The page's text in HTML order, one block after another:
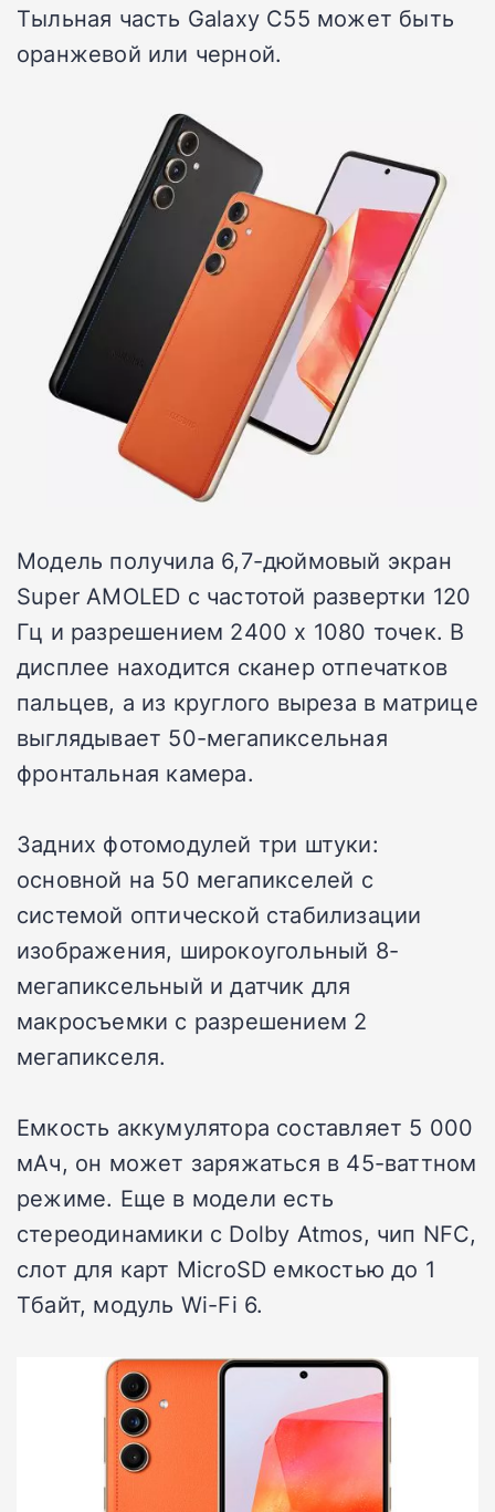
Тыльная часть Galaxy C55 может быть
оранжевой или черной.
Модель получила 6,7-дюймовый экран
Super AMOLED с частотой развертки 120
Гц и разрешением 2400 х 1080 точек. В
дисплее находится сканер отпечатков
пальцев, а из круглого выреза в матрице
выглядывает 50-мегапиксельная
фронтальная камера.
Задних фотомодулей три штуки:
основной на 50 мегапикселей с
системой оптической стабилизации
изображения, широкоугольный 8-
мегапиксельный и датчик для
макросъемки с разрешением 2
мегапикселя.
Емкость аккумулятора составляет 5 000
мАч, он может заряжаться в 45-ваттном
режиме. Еще в модели есть
стереодинамики с Dolby Atmos, чип NFC,
слот для карт MicroSD емкостью до 1
Тбайт, модуль Wi-Fi 6.